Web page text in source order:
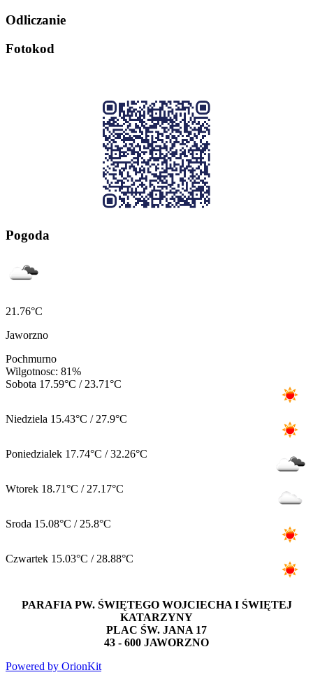
Odliczanie
Fotokod
Pogoda
21.76°C
Jaworzno
Pochmurno
Wilgotnosc: 81%
Sobota 17.59°C / 23.71°C
Niedziela 15.43°C / 27.9°C
Poniedzialek 17.74°C / 32.26°C
Wtorek 18.71°C / 27.17°C
Sroda 15.08°C / 25.8°C
Czwartek 15.03°C / 28.88°C
PARAFIA PW. ŚWIĘTEGO WOJCIECHA I ŚWIĘTEJ
KATARZYNY
PLAC ŚW. JANA 17
43 - 600 JAWORZNO
Powered by OrionKit